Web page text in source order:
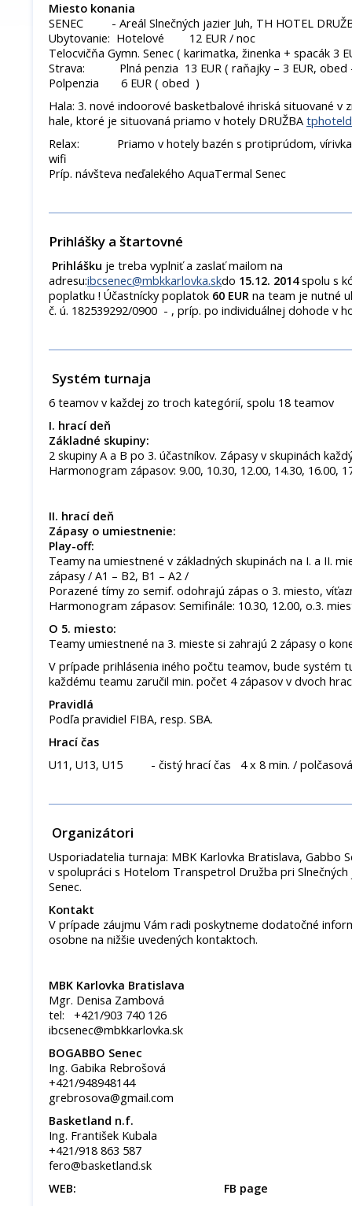
Miesto konania
SENEC - Areál Slnečných jazier Juh, TH HOTEL
Ubytovanie: Hotelové 12 EUR / noc
Telocvičňa Gymn. Senec ( karimatka, žinenka + spacák 3
Strava: Plná penzia 13 EUR ( raňajky – 3 EUR, obed –
Polpenzia 6 EUR ( obed )
Hala: 3. nové indoorové basketbalové ihriská situované v
hale, ktoré je situovaná priamo v hotely DRUŽBA
Relax: Priamo v hotely bazén s protiprúdom, vírivka,
wifi
Príp. návšteva neďalekého AquaTermal Senec
Prihlášky a štartovné
Prihlášku je treba vyplniť a zaslať mailom na
adresu:ibcsenec@mbkkarlovka.skdo 15.12. 2014spolu s
poplatku ! Účastnícky poplatok 60 EUR na team je nutné
č. ú. 182539292/0900 - , príp. po individuálnej dohode v
Systém turnaja
6 teamov v každej zo troch kategórií, spolu 18 teamov
I. hrací deň
Základné skupiny:
2 skupiny A a B po 3. účastníkov. Zápasy v skupinách
Harmonogram zápasov: 9.00, 10.30, 12.00, 14.30, 16.00,
II. hrací deň
Zápasy o umiestnenie:
Play-off:
Teamy na umiestnené v základných skupinách na I. a II.
zápasy / A1 – B2, B1 – A2 /
Porazené tímy zo semif. odohrajú zápas o 3. miesto,
Harmonogram zápasov: Semifinále: 10.30, 12.00, o.3.
O 5. miesto:
Teamy umiestnené na 3. mieste si zahrajú 2 zápasy o
V prípade prihlásenia iného počtu teamov, bude systém
každému teamu zaručil min. počet 4 zápasov v dvoch
Pravidlá
Podľa pravidiel FIBA, resp. SBA.
Hrací čas
U11, U13, U15 - čistý hrací čas 4 x 8 min. / polčasová
Organizátori
Usporiadatelia turnaja: MBK Karlovka Bratislava, Gabbo
v spolupráci s Hotelom Transpetrol Družba pri Slnečných
Senec.
Kontakt
V prípade záujmu Vám radi poskytneme dodatočné
osobne na nižšie uvedených kontaktoch.
MBK Karlovka Bratislava
Mgr. Denisa Zambová
tel: +421/903 740 126
ibcsenec@mbkkarlovka.sk
BOGABBO Senec
Ing. Gabika Rebrošová
+421/948948144
grebrosova@gmail.com
Basketland n.f.
Ing. František Kubala
+421/918 863 587
fero@basketland.sk
WEB: FB page